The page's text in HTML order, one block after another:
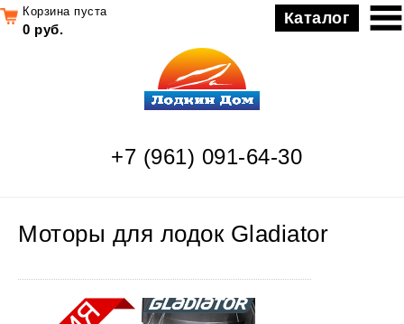
+7 (961) 091-64-30
Моторы для лодок Gladiator
Корзина пуста
0 руб.
Каталог